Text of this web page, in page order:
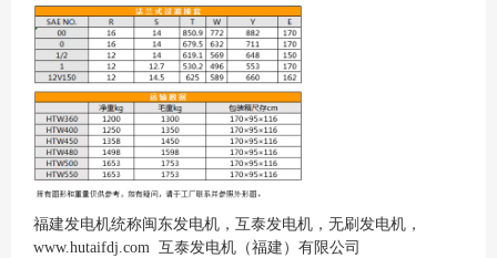
福建发电机统称闽东发电机，互泰发电机，无刷发电机，
www.hutaifdj.com 互泰发电机（福建）有限公司